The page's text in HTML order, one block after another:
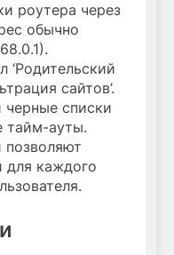
роутера через
обычно
‘Родительский
сайтов’.
черные списки
тайм-ауты.
для каждого